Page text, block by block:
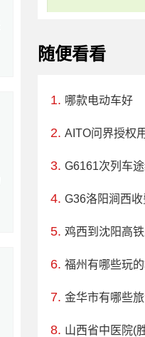
随便看看
哪款电动车好
G6161次列车
鸡西到沈阳高